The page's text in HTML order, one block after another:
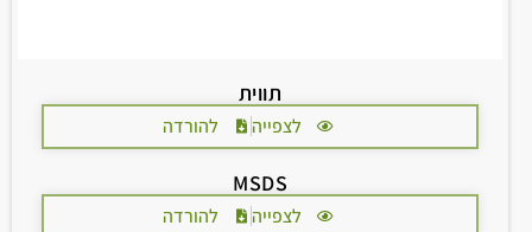
תווית
לצפייה להורדה
MSDS
לצפייה להורדה